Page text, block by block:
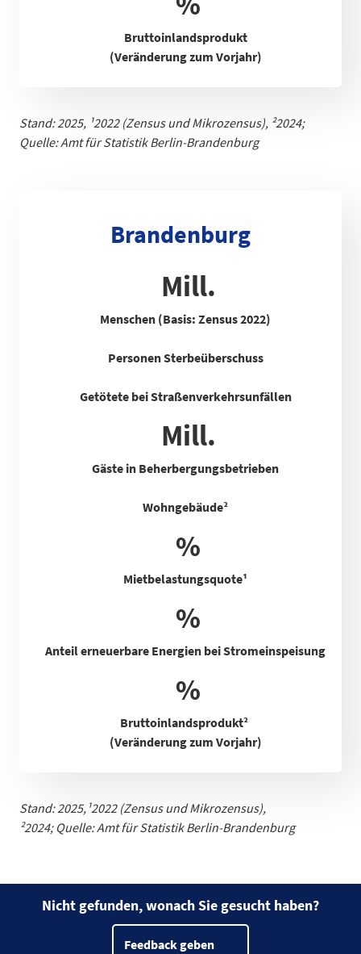
Bruttoinlandsprodukt
(Veränderung zum Vorjahr)
Stand: 2025, ¹2022 (Zensus und Mikrozensus), ²2024;
Quelle: Amt für Statistik Berlin-Brandenburg
Brandenburg
Mill.
Menschen (Basis: Zensus 2022)
Personen Sterbeüberschuss
Getötete bei Straßenverkehrsunfällen
Mill.
Gäste in Beherbergungsbetrieben
Wohngebäude²
%
Mietbelastungsquote¹
%
Anteil erneuerbare Energien bei Stromeinspeisung
%
Bruttoinlandsprodukt²
(Veränderung zum Vorjahr)
Stand: 2025, ¹2022 (Zensus und Mikrozensus),
²2024; Quelle: Amt für Statistik Berlin-Brandenburg
Nicht gefunden, wonach Sie gesucht haben?
Feedback geben